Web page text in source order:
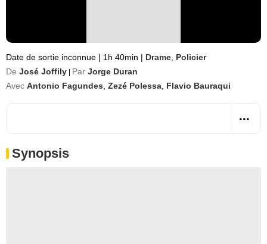
Date de sortie inconnue | 1h 40min | Drame Policier
De José Joffily Par Jorge Duran
Avec Antonio Fagundes Zezé Polessa Flavio Bauraqui
Synopsis